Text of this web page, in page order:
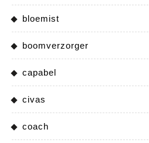
bloemist
boomverzorger
capabel
civas
coach